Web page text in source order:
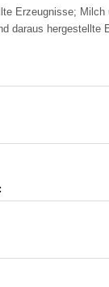
Erzeugnisse;
daraus hergestellte